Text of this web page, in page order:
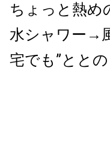
ちょっと熱
水シャワー→
宅でも”ととの